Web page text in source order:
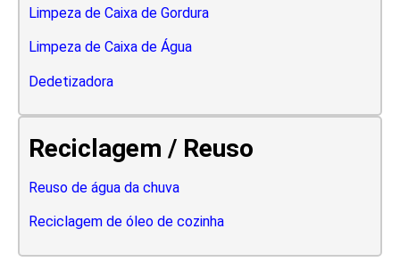
Limpeza de Caixa de Gordura
Limpeza de Caixa de Água
Dedetizadora
Reciclagem / Reuso
Reuso de água da chuva
Reciclagem de óleo de cozinha